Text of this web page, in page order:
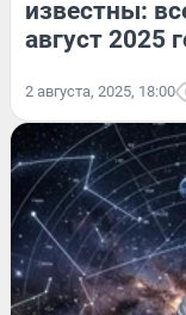
известны:
август 2025
2 августа, 2025, 18:00